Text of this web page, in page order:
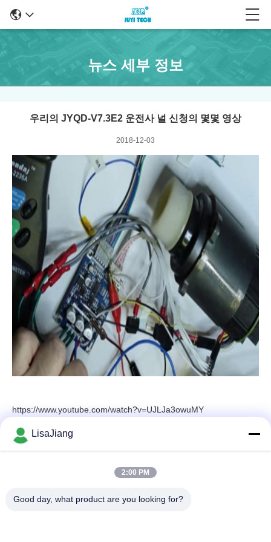
뉴스 세부 정보
우리의 JYQD-V7.3E2 운전사 널 신청의 몇몇 영상
2018-12-03
https://www.youtube.com/watch?v=UJLJa3owuMY
주소
LisaJiang
2:00 PM
Good day, what product are you looking for?